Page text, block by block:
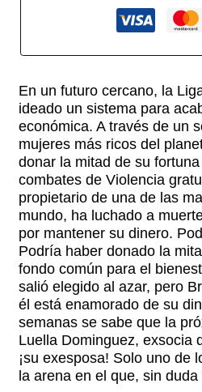
En un futuro cercano, la
ideado un sistema para
económica. A través de un
mujeres más ricos del
donar la mitad de su
combates de Violencia
propietario de una de las
mundo, ha luchado a
por mantener su dinero.
Podría haber donado la
fondo común para el
salió elegido al azar, pero
él está enamorado de su
semanas se sabe que la
Luella Dominguez, exsocia
¡su exesposa! Solo uno de
la arena en el que, sin